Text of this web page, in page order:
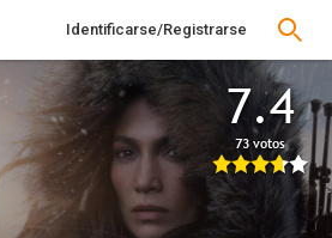
Identificarse/Registrarse
7.4
73 votos